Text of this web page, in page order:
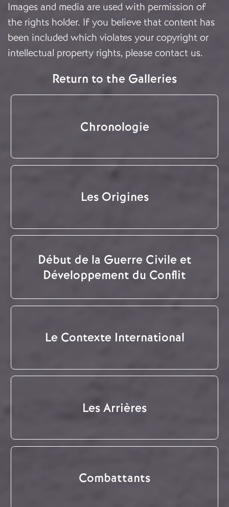
Images and media are used with permission of
the rights holder. If you believe that content has
been included which violates your copyright or
intellectual property rights, please contact us.
Return to the Galleries
Chronologie
Les Origines
Début de la Guerre Civile et
Développement du Conflit
Le Contexte International
Les Arrières
Combattants